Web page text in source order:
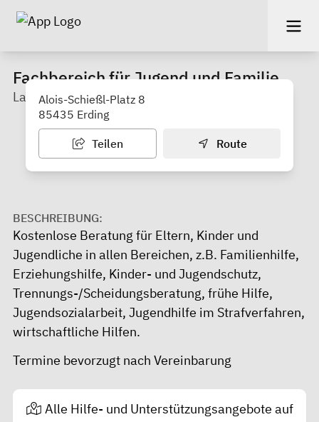
Fachbereich für Jugend und Familie
Landratsamt Erding
Alois-Schießl-Platz 8
85435 Erding
Teilen Route
BESCHREIBUNG:
Kostenlose Beratung für Eltern, Kinder und
Jugendliche in allen Bereichen, z.B. Familienhilfe,
Erziehungshilfe, Kinder- und Jugendschutz,
Trennungs-/Scheidungsberatung, frühe Hilfe,
Jugendsozialarbeit, Jugendhilfe im Strafverfahren,
wirtschaftliche Hilfen.
Termine bevorzugt nach Vereinbarung
Alle Hilfe- und Unterstützungsangebote auf